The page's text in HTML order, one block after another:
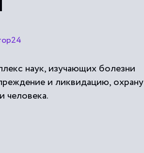
наук, изучающих болезни
и ликвидацию, охрану
человека.